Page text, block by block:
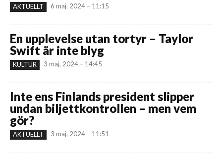
AKTUELLT 6 maj, 2024 – 11:15
En upplevelse utan tortyr – Taylor
Swift är inte blyg
KULTUR 3 maj, 2024 – 14:45
Inte ens Finlands president slipper
undan biljettkontrollen – men vem
gör?
AKTUELLT 3 maj, 2024 – 11:51